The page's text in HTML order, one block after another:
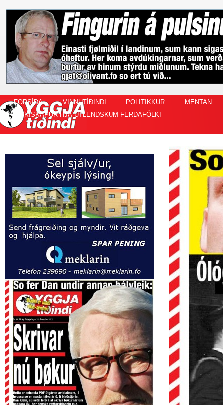
FORSÍÐA VINNUTÍÐINDI POLITIKKUR
MENTAN
FISKISKAPUR HJÁ ÚTLENDSKUM FERÐAFÓLKI